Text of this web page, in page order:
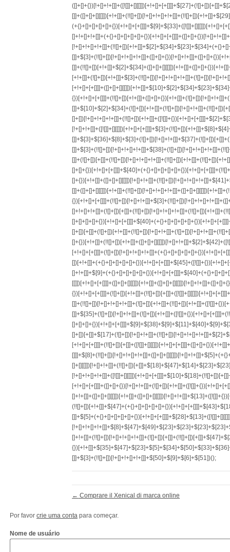
← Comprare il Xenical di marca online
Por favor crie uma conta para começar.
Nome de usuário